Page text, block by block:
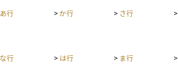
あ行 >か行 > さ行 >
な行 > は行 > ま行 >